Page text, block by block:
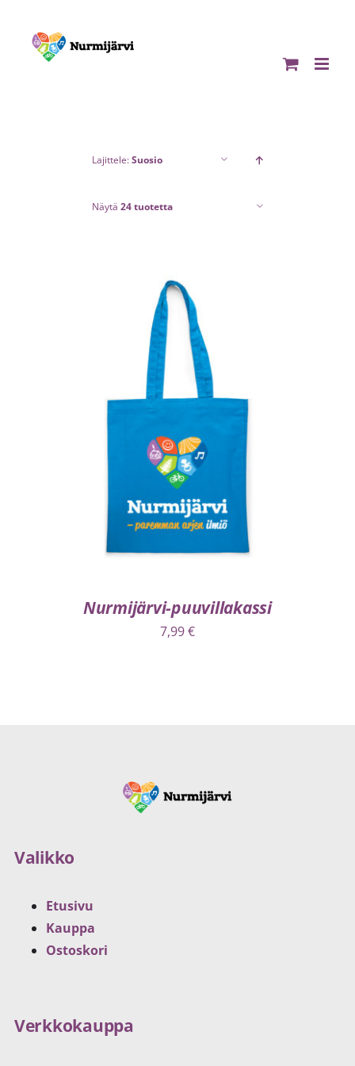
content
Lajittele:Suosio
Näytä 24 tuotetta
VALITSE VAIHTOEHDOISTA LISÄTIEDOT
Nurmijärvi-puuvillakassi
7,99€
Valikko
Etusivu
Kauppa
Ostoskori
Verkkokauppa